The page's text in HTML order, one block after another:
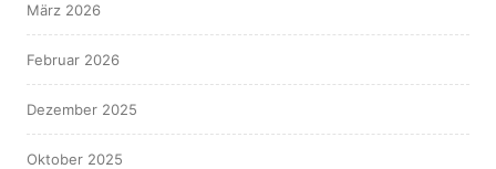
März 2026
Februar 2026
Dezember 2025
Oktober 2025